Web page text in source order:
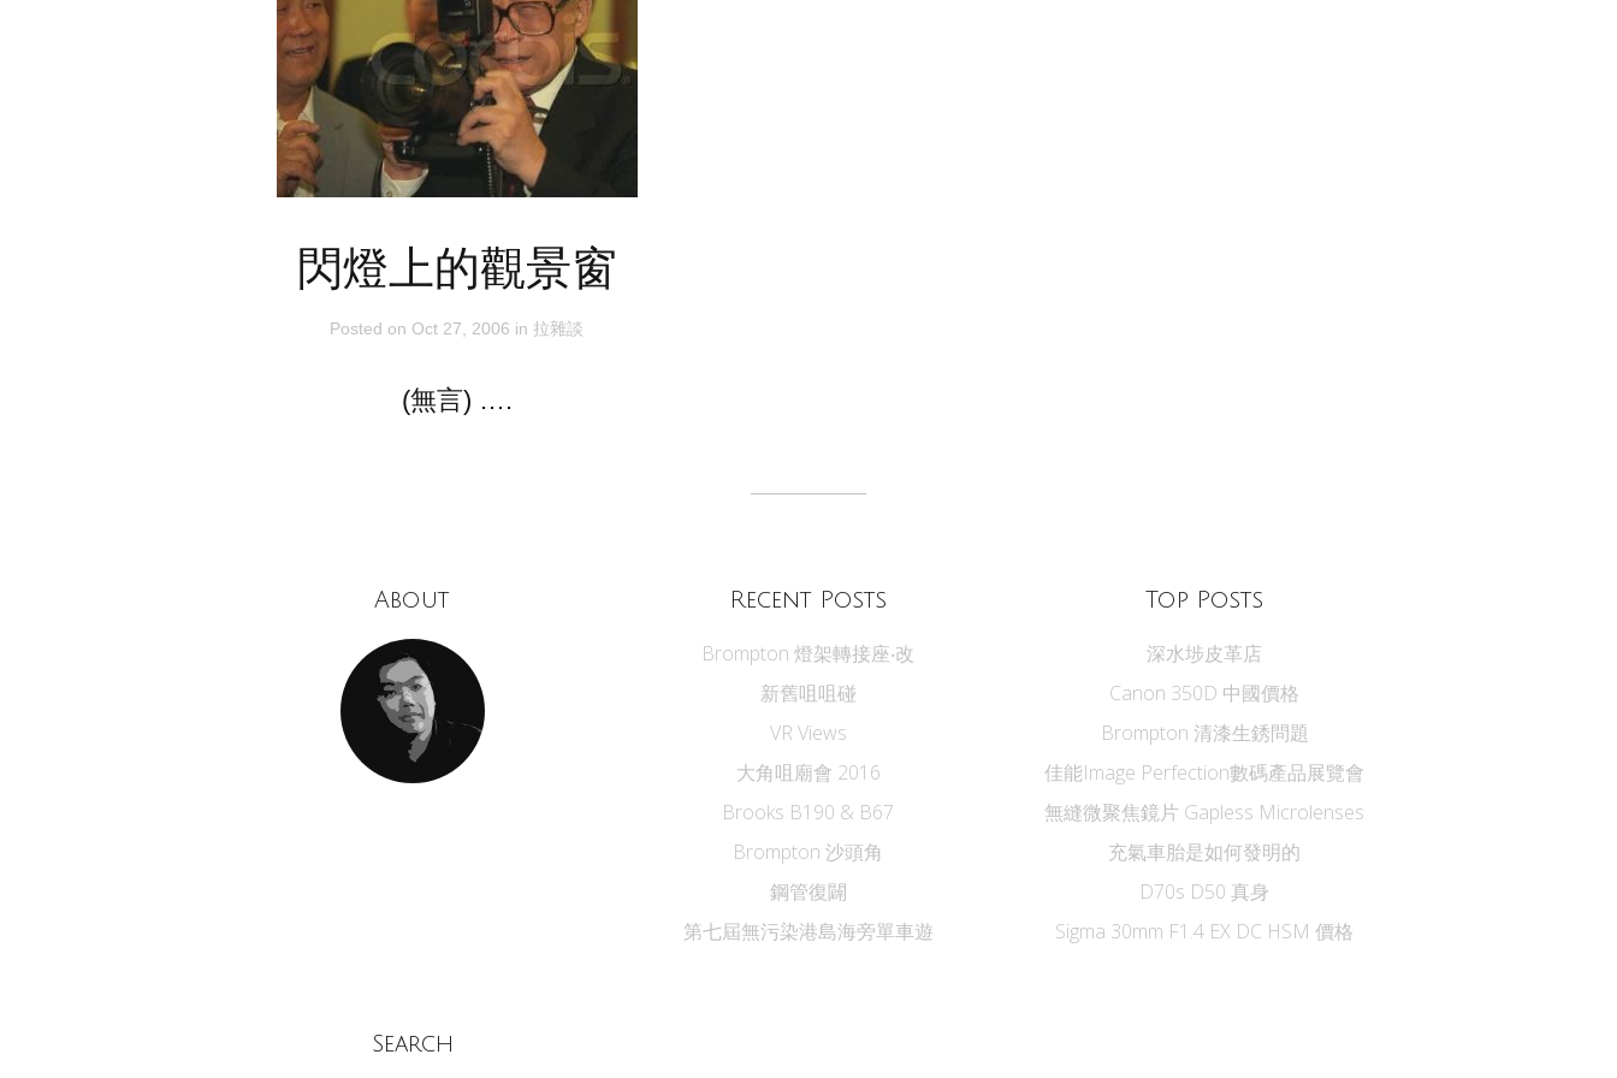
閃燈上的觀景窗
Posted on Oct 27, 2006 in 拉雜談
(無言) ….
About Recent Posts
Brompton 燈架轉接座‧改
新舊咀咀碰
VR Views
大角咀廟會 2016
Brooks B190 & B67
Brompton 沙頭角
鋼管復闢
第七屆無污染港島海旁單車遊
Top Posts
深水埗皮革店
Canon 350D 中國價格
Brompton 清漆生銹問題
佳能Image Perfection數碼產品展覽會
無縫微聚焦鏡片 Gapless Microlenses
充氣車胎是如何發明的
D70s D50 真身
Sigma 30mm F1.4 EX DC HSM 價格
Search